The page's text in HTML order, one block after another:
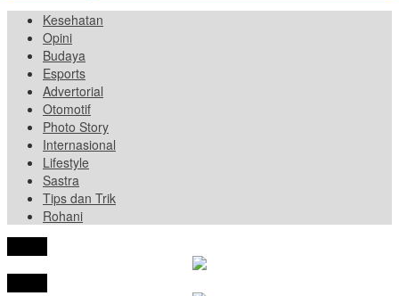
Kesehatan
Opini
Budaya
Esports
Advertorial
Otomotif
Photo Story
Internasional
Lifestyle
Sastra
Tips dan Trik
Rohani